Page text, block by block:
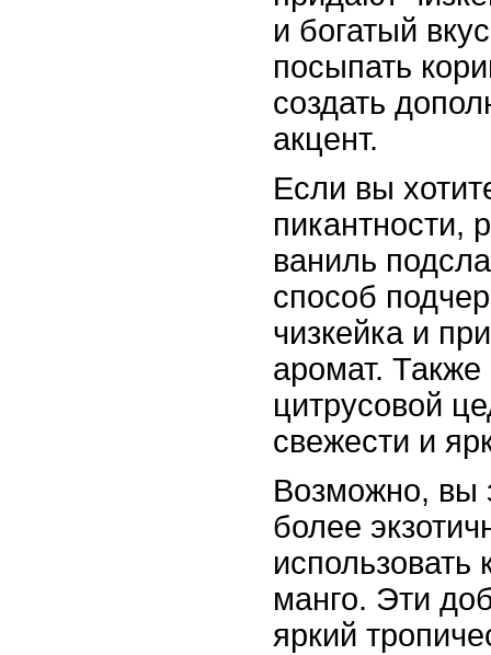
и богатый
посыпать
создать
акцент.
Если вы
пикантности,
ваниль
способ
чизкейка и
аромат.
цитрусовой
свежести и
Возможно, вы
более
использовать
манго. Эти
яркий